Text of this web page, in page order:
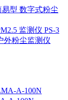
型 数字式粉尘
监测仪 PS-3
外粉尘监测仪